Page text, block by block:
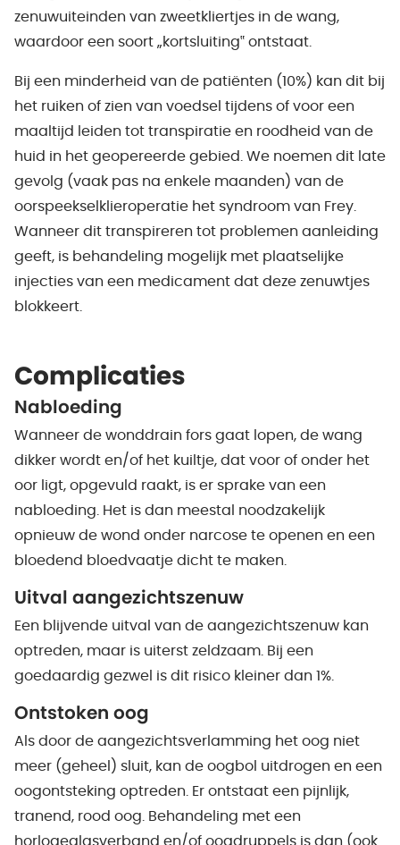
zenuwuiteinden van zweetkliertjes in de wang,
waardoor een soort „kortsluiting‟ ontstaat.
Bij een minderheid van de patiënten (10%) kan dit bij
het ruiken of zien van voedsel tijdens of voor een
maaltijd leiden tot transpiratie en roodheid van de
huid in het geopereerde gebied. We noemen dit late
gevolg (vaak pas na enkele maanden) van de
oorspeekselklieroperatie het syndroom van Frey.
Wanneer dit transpireren tot problemen aanleiding
geeft, is behandeling mogelijk met plaatselijke
injecties van een medicament dat deze zenuwtjes
blokkeert.
Complicaties
Nabloeding
Wanneer de wonddrain fors gaat lopen, de wang
dikker wordt en/of het kuiltje, dat voor of onder het
oor ligt, opgevuld raakt, is er sprake van een
nabloeding. Het is dan meestal noodzakelijk
opnieuw de wond onder narcose te openen en een
bloedend bloedvaatje dicht te maken.
Uitval aangezichtszenuw
Een blijvende uitval van de aangezichtszenuw kan
optreden, maar is uiterst zeldzaam. Bij een
goedaardig gezwel is dit risico kleiner dan 1%.
Ontstoken oog
Als door de aangezichtsverlamming het oog niet
meer (geheel) sluit, kan de oogbol uitdrogen en een
oogontsteking optreden. Er ontstaat een pijnlijk,
tranend, rood oog. Behandeling met een
horlogeglasverband en/of oogdruppels is dan (ook